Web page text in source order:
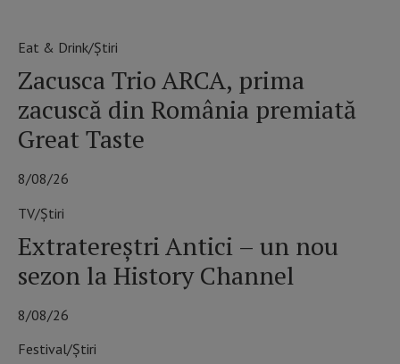
Eat & Drink/Știri
Zacusca Trio ARCA, prima
zacuscă din România premiată
Great Taste
8/08/26
TV/Știri
Extratereștri Antici – un nou
sezon la History Channel
8/08/26
Festival/Știri